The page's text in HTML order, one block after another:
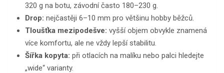
320 g na botu, závodní často 180–230 g.
Drop: nejčastěji 6–10 mm pro většinu hobby běžců.
Tloušťka mezipodešve: vyšší objem obvykle znamená
více komfortu, ale ne vždy lepší stabilitu.
Šířka kopyta: při otlacích na malíku nebo palci hledejte
„wide“ varianty.